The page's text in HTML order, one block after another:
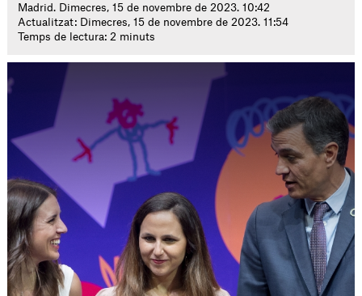
Madrid. Dimecres, 15 de novembre de 2023. 10:42
Actualitzat: Dimecres, 15 de novembre de 2023. 11:54
Temps de lectura: 2 minuts